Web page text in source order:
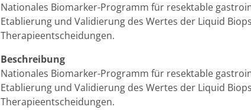
Nationales Biomarker-Programm für resektable
Etablierung und Validierung des Wertes der Liquid
Therapieentscheidungen.
Beschreibung
Nationales Biomarker-Programm für resektable
Etablierung und Validierung des Wertes der Liquid
Therapieentscheidungen.